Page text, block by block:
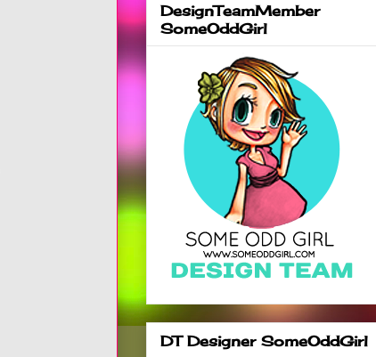
DesignTeamMember
SomeOddGirl
DT Designer SomeOddGirl